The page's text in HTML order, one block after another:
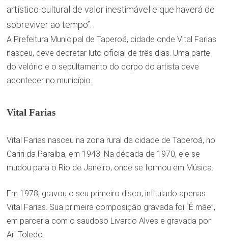
artístico-cultural de valor inestimável e que haverá de
sobreviver ao tempo”.
A Prefeitura Municipal de Taperoá, cidade onde Vital Farias
nasceu, deve decretar luto oficial de três dias. Uma parte
do velório e o sepultamento do corpo do artista deve
acontecer no município.
Vital Farias
Vital Farias nasceu na zona rural da cidade de Taperoá, no
Cariri da Paraíba, em 1943. Na década de 1970, ele se
mudou para o Rio de Janeiro, onde se formou em Música.
Em 1978, gravou o seu primeiro disco, intitulado apenas
Vital Farias. Sua primeira composição gravada foi “Ê mãe”,
em parceria com o saudoso Livardo Alves e gravada por
Ari Toledo.